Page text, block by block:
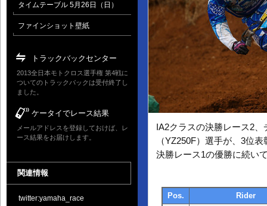
IA2クラスの決勝レース2
（YZ250F）選手が、3位
決勝レース1の優勝に続い
Pos.
Rider
タイムテーブル 5月26日（日）
ファインショット壁紙
トラックバックセンター
2013全日本モトクロス選手権 第4戦に
ついてのトラックバックは受付終了し
ました。
ケータイでレース結果
メールアドレスを登録しておけば、レ
ース結果をお届けします。
関連情報
twitter:yamaha_race